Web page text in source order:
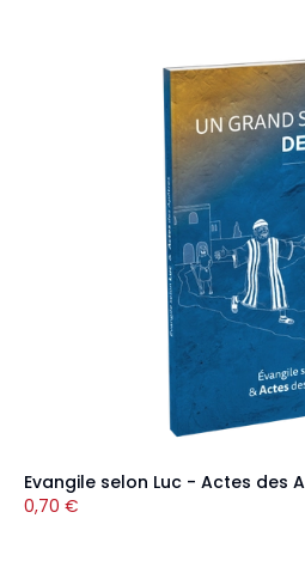
Evangile selon Luc - Actes des
0,70 €